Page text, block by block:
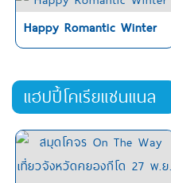
Happy Romantic Winter
แฮปปี้โคเรียแชนแนล